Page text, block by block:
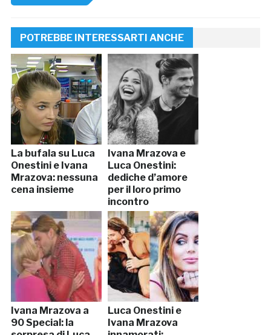
POTREBBE INTERESSARTI ANCHE
La bufala su Luca
Onestini e Ivana
Mrazova: nessuna
cena insieme
Ivana Mrazova e
Luca Onestini:
dediche d’amore
per il loro primo
incontro
Ivana Mrazova a
90 Special: la
Luca Onestini e
Ivana Mrazova